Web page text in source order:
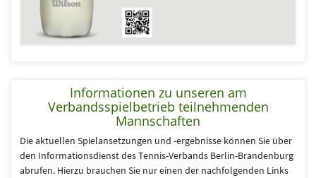
Informationen zu unseren am
Verbandsspielbetrieb teilnehmenden
Mannschaften
Die aktuellen Spielansetzungen und -ergebnisse können Sie über
den Informationsdienst des Tennis-Verbands Berlin-Brandenburg
abrufen. Hierzu brauchen Sie nur einen der nachfolgenden Links